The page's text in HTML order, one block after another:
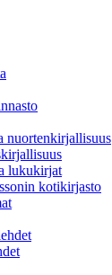
nuortenkirjallisuus
lukukirjat
kotikirjasto